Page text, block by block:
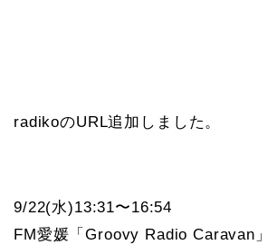
radikoのURL追加しました。
9/22(水)13:31〜16:54
FM愛媛「Groovy Radio Caravan」